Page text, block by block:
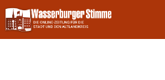
Skip
to
content